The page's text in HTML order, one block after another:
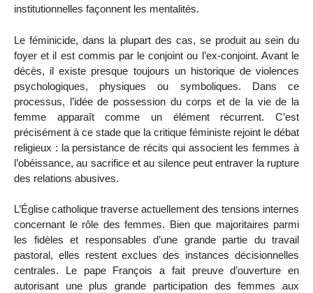
institutionnelles façonnent les mentalités.
Le féminicide, dans la plupart des cas, se produit au sein du
foyer et il est commis par le conjoint ou l’ex-conjoint. Avant le
décès, il existe presque toujours un historique de violences
psychologiques, physiques ou symboliques. Dans ce
processus, l’idée de possession du corps et de la vie de la
femme apparaît comme un élément récurrent. C’est
précisément à ce stade que la critique féministe rejoint le débat
religieux : la persistance de récits qui associent les femmes à
l’obéissance, au sacrifice et au silence peut entraver la rupture
des relations abusives.
L’Église catholique traverse actuellement des tensions internes
concernant le rôle des femmes. Bien que majoritaires parmi
les fidèles et responsables d’une grande partie du travail
pastoral, elles restent exclues des instances décisionnelles
centrales. Le pape François a fait preuve d’ouverture en
autorisant une plus grande participation des femmes aux